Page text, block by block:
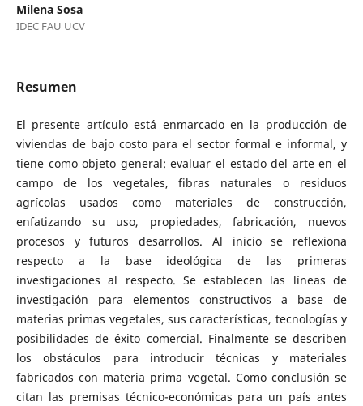
Milena Sosa
IDEC FAU UCV
Resumen
El presente artículo está enmarcado en la producción de
viviendas de bajo costo para el sector formal e informal, y
tiene como objeto general: evaluar el estado del arte en el
campo de los vegetales, fibras naturales o residuos
agrícolas usados como materiales de construcción,
enfatizando su uso, propiedades, fabricación, nuevos
procesos y futuros desarrollos. Al inicio se reflexiona
respecto a la base ideológica de las primeras
investigaciones al respecto. Se establecen las líneas de
investigación para elementos constructivos a base de
materias primas vegetales, sus características, tecnologías y
posibilidades de éxito comercial. Finalmente se describen
los obstáculos para introducir técnicas y materiales
fabricados con materia prima vegetal. Como conclusión se
citan las premisas técnico-económicas para un país antes